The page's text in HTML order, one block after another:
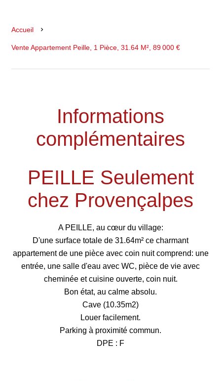
Accueil
Vente Appartement Peille, 1 Pièce, 31.64 M², 89 000 €
Informations
complémentaires
PEILLE Seulement
chez Provençalpes
A PEILLE, au cœur du village:
D'une surface totale de 31.64m² ce charmant
appartement de une pièce avec coin nuit comprend: une
entrée, une salle d'eau avec WC, pièce de vie avec
cheminée et cuisine ouverte, coin nuit.
Bon état, au calme absolu.
Cave (10.35m2)
Louer facilement.
Parking à proximité commun.
DPE : F